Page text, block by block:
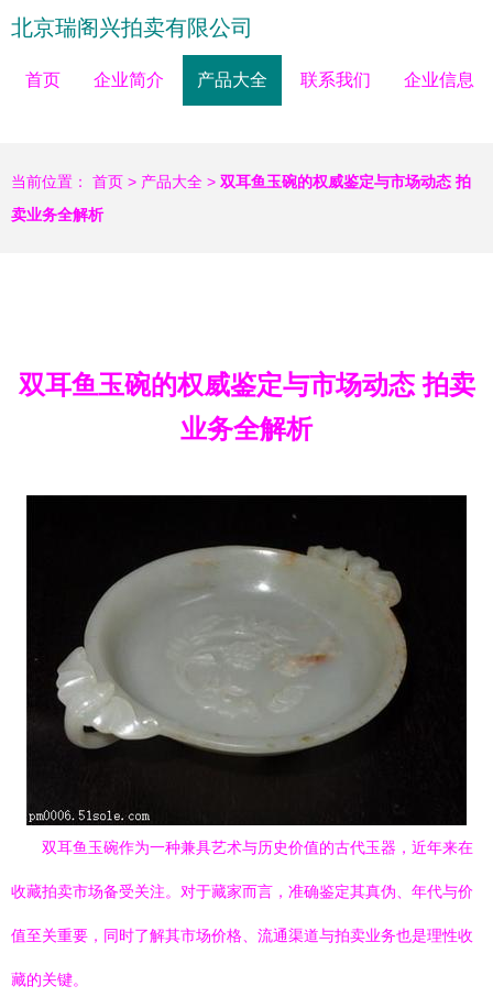
北京瑞阁兴拍卖有限公司
首页 企业简介 产品大全 联系我们 企业信息
当前位置： 首页 > 产品大全 > 双耳鱼玉碗的权威鉴定与市场动态 拍
卖业务全解析
双耳鱼玉碗的权威鉴定与市场动态 拍卖
业务全解析
双耳鱼玉碗作为一种兼具艺术与历史价值的古代玉器，近年来在
收藏拍卖市场备受关注。对于藏家而言，准确鉴定其真伪、年代与价
值至关重要，同时了解其市场价格、流通渠道与拍卖业务也是理性收
藏的关键。